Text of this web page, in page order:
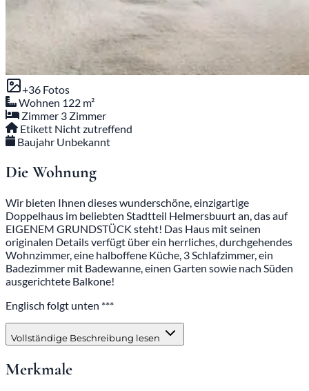
+36 Fotos
Wohnen 122 m²
Zimmer 3 Zimmer
Etikett Nicht zutreffend
Baujahr Unbekannt
Die Wohnung
Wir bieten Ihnen dieses wunderschöne, einzigartige
Doppelhaus im beliebten Stadtteil Helmersbuurt an, das auf
EIGENEM GRUNDSTÜCK steht! Das Haus mit seinen
originalen Details verfügt über ein herrliches, durchgehendes
Wohnzimmer, eine halboffene Küche, 3 Schlafzimmer, ein
Badezimmer mit Badewanne, einen Garten sowie nach Süden
ausgerichtete Balkone!
Englisch folgt unten ***
Vollständige Beschreibung lesen
Merkmale